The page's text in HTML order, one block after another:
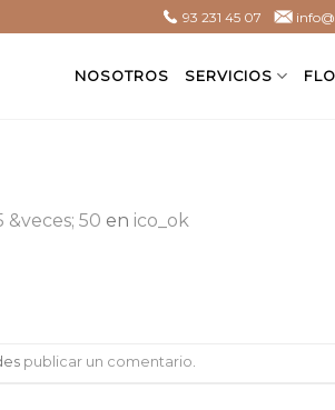
93 231 45 07
NOSOTROS SERVICIOS
&veces; 50 en ico_ok
publicar un comentario